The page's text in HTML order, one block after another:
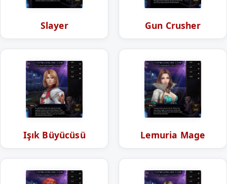
Slayer Gun Crusher
Işık Büyücüsü Lemuria Mage